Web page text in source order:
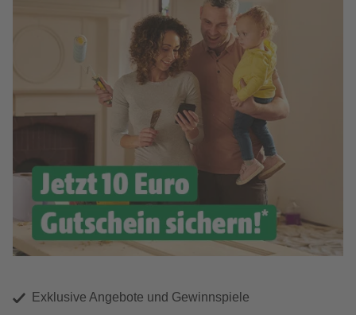
Exklusive Angebote und Gewinnspiele